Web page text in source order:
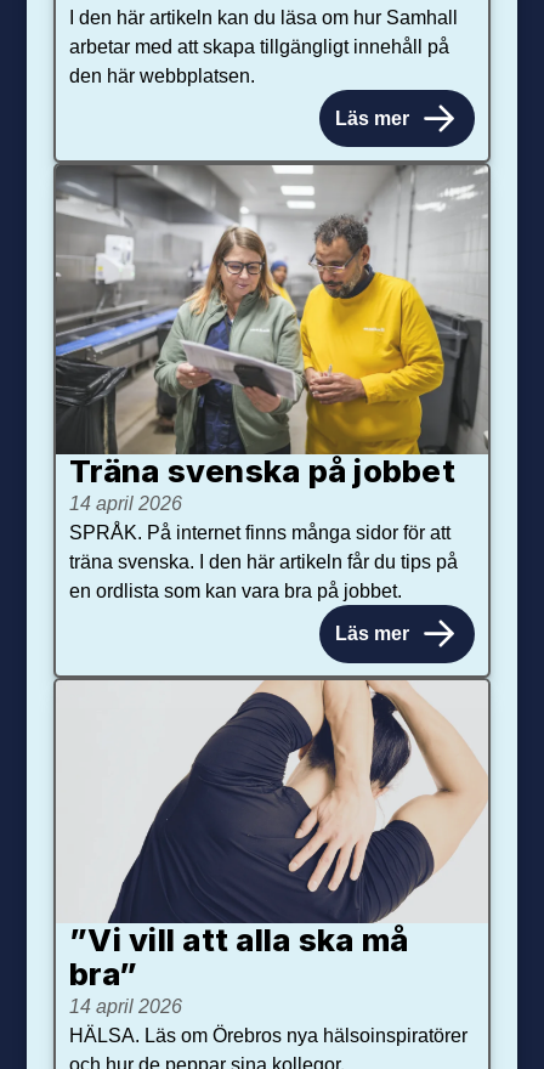
I den här artikeln kan du läsa om hur Samhall
arbetar med att skapa tillgängligt innehåll på
den här webbplatsen.
Läs mer
Träna svenska på jobbet
14 april 2026
SPRÅK. På internet finns många sidor för att
träna svenska. I den här artikeln får du tips på
en ordlista som kan vara bra på jobbet.
Läs mer
”Vi vill att alla ska må
bra”
14 april 2026
HÄLSA. Läs om Örebros nya hälsoinspiratörer